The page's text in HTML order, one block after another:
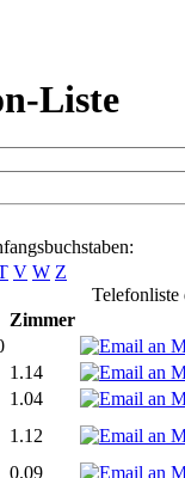
Liste
V W Z
Telefonliste
Zimmer
1.14
1.04
1.12
0.09